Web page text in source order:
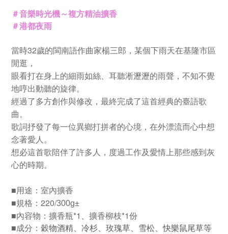
＃音樂時光機～複方精油擴香
＃港都夜雨
當時32歲的閩南語作曲家楊三郎，某個下雨天在基隆市區
閒逛，
眼看打在身上的細雨如絲、耳聽淅瀝瀝的雨聲，不知不覺
地哼出動聽的旋律。
經過了多方創作與修改，最終完成了這首經典的臺語歌
曲。
歌詞抒發了每一位異鄉打拼者的心境，在外漂流而心中想
念著愛人。
想必這首歌陪伴了許多人，度過工作及愛情上那些感到灰
心的時期。
■用途：室內擴香
■規格：220/300g±
■內容物： 擴香瓶*1 、擴香柳枝*1份
■成分： 穀物酒精、冷杉、玫瑰草、雪松、快樂鼠尾草等